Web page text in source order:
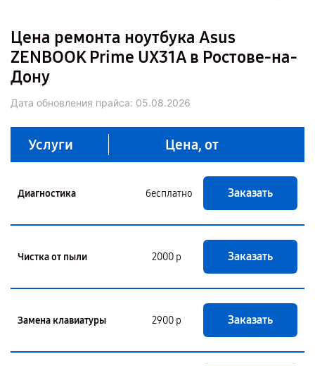
Цена ремонта ноутбука Asus
ZENBOOK Prime UX31A в Ростове-на-
Дону
Дата обновления прайса: 05.08.2026
Услуги Цена, от
Диагностика бесплатно Заказать
Чистка от пыли 2000 р Заказать
Замена клавиатуры 2900 р Заказать